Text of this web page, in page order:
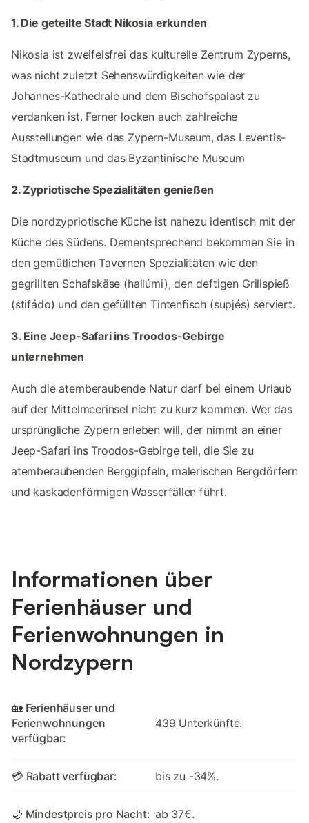
1. Die geteilte Stadt Nikosia erkunden
Nikosia ist zweifelsfrei das kulturelle Zentrum Zyperns,
was nicht zuletzt Sehenswürdigkeiten wie der
Johannes-Kathedrale und dem Bischofspalast zu
verdanken ist. Ferner locken auch zahlreiche
Ausstellungen wie das Zypern-Museum, das Leventis-
Stadtmuseum und das Byzantinische Museum
2. Zypriotische Spezialitäten genießen
Die nordzypriotische Küche ist nahezu identisch mit der
Küche des Südens. Dementsprechend bekommen Sie in
den gemütlichen Tavernen Spezialitäten wie den
gegrillten Schafskäse (hallúmi), den deftigen Grillspieß
(stifádo) und den gefüllten Tintenfisch (supjés) serviert.
3. Eine Jeep-Safari ins Troodos-Gebirge
unternehmen
Auch die atemberaubende Natur darf bei einem Urlaub
auf der Mittelmeerinsel nicht zu kurz kommen. Wer das
ursprüngliche Zypern erleben will, der nimmt an einer
Jeep-Safari ins Troodos-Gebirge teil, die Sie zu
atemberaubenden Berggipfeln, malerischen Bergdörfern
und kaskadenförmigen Wasserfällen führt.
Informationen über
Ferienhäuser und
Ferienwohnungen in
Nordzypern
🏡 Ferienhäuser und
Ferienwohnungen
verfügbar:
439 Unterkünfte.
💳 Rabatt verfügbar: bis zu -34%.
🌙 Mindestpreis pro Nacht: ab 37€.